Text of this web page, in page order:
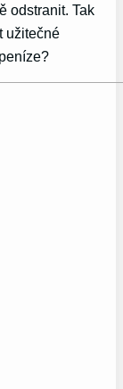
odstranit. Tak
užitečné